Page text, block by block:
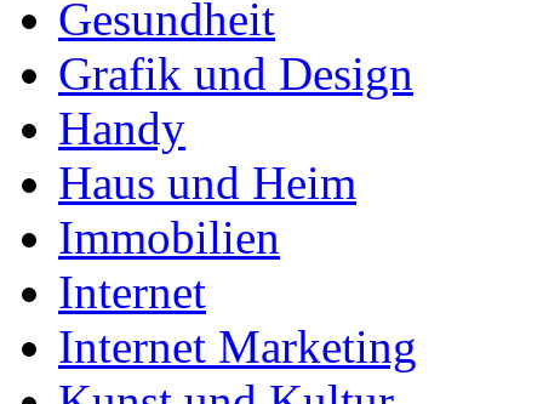
Gesundheit
Grafik und Design
Handy
Haus und Heim
Immobilien
Internet
Internet Marketing